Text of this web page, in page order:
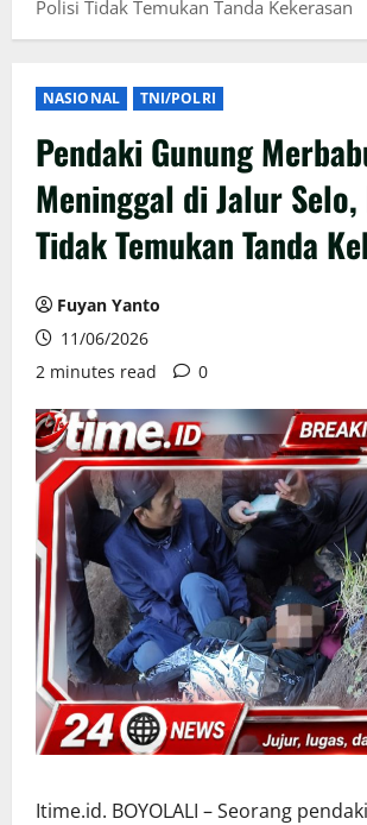
Polisi Tidak Temukan Tanda Kekerasan
NASIONAL TNI/POLRI
Pendaki Gunung
Meninggal di Jalur
Tidak Temukan Tanda
Fuyan Yanto
11/06/2026
2 minutes read
0
Itime.id. BOYOLALI – Seorang